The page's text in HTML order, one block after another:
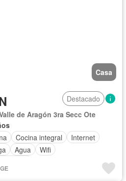
Casa
Destacado
de Aragón 3ra Secc Ote
Cocina integral
Internet
Agua
Wifi